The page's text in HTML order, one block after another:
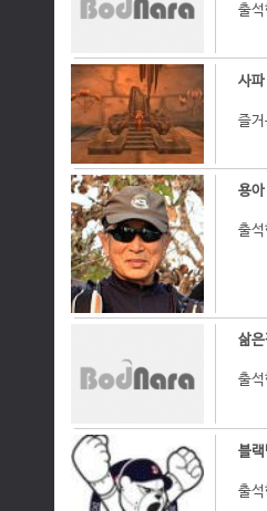
출
사파
즐
용아
출
삶
출
블랙
출